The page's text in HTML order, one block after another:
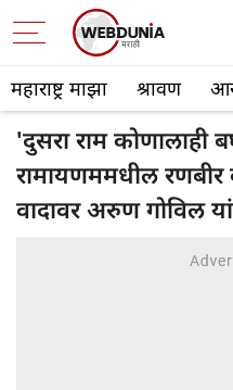
महाराष्ट्र माझा श्रावण
'दुसरा राम कोणालाही
रामायणममधील रणबीर
वादावर अरुण गोविल